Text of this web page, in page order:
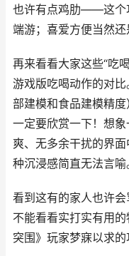
也许有点鸡肋——这个
端游；喜爱方便当然还
再来看看大家这些“吃
游戏版吃喝动作的对
部建模和食品建模精
一定要欣赏一下！想
爽、无多余干扰的界
种沉浸感简直无法言喻
看到这有的家人也许
不能看看实打实有用
突围》玩家梦寐以求